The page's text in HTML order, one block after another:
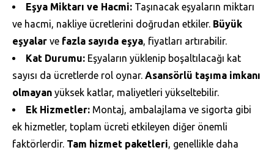
Eşya Miktarı ve Hacmi: Taşınacak eşyaların miktarı
ve hacmi, nakliye ücretlerini doğrudan etkiler. Büyük
eşyalar ve fazla sayıda eşya, fiyatları artırabilir.
Kat Durumu: Eşyaların yüklenip boşaltılacağı kat
sayısı da ücretlerde rol oynar. Asansörlü taşıma imkanı
olmayan yüksek katlar, maliyetleri yükseltebilir.
Ek Hizmetler: Montaj, ambalajlama ve sigorta gibi
ek hizmetler, toplam ücreti etkileyen diğer önemli
faktörlerdir. Tam hizmet paketleri, genellikle daha